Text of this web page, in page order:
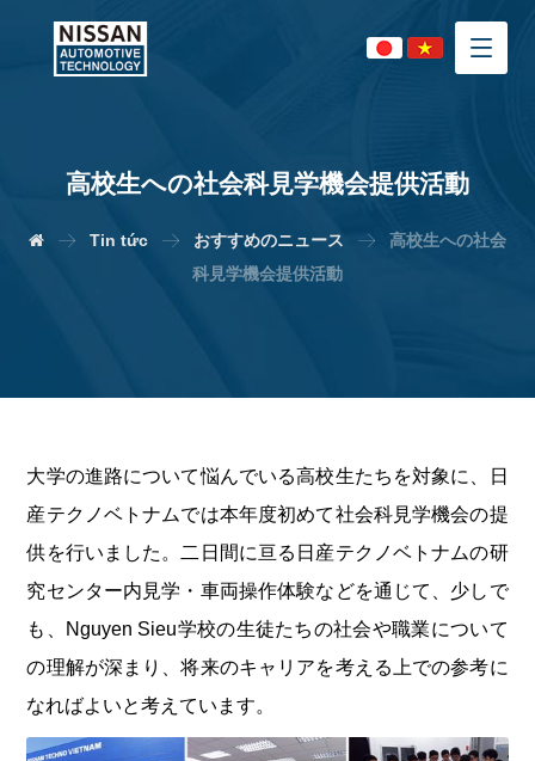
高校生への社会科見学機会提供活動
Tin tức おすすめのニュース
高校生への社会
科見学機会提供活動
大学の進路について悩んでいる高校生たちを対象に、日
産テクノベトナムでは本年度初めて社会科見学機会の提
供を行いました。二日間に亘る日産テクノベトナムの研
究センター内見学・車両操作体験などを通じて、少しで
も、Nguyen Sieu学校の生徒たちの社会や職業について
の理解が深まり、将来のキャリアを考える上での参考に
なればよいと考えています。